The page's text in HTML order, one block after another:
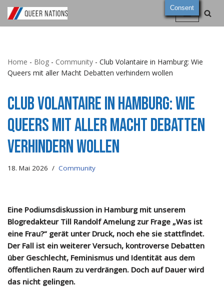
Zum
Home - Blog - Community - Club Volantaire in Hamburg: Wie
Queers mit aller Macht Debatten verhindern wollen
Club Volantaire in Hamburg: Wie
Queers mit aller Macht Debatten
verhindern wollen
18. Mai 2026 Community
Eine Podiumsdiskussion in Hamburg mit unserem
Blogredakteur Till Randolf Amelung zur Frage „Was ist
eine Frau?“ gerät unter Druck, noch ehe sie stattfindet.
Der Fall ist ein weiterer Versuch, kontroverse Debatten
über Geschlecht, Feminismus und Identität aus dem
öffentlichen Raum zu verdrängen. Doch auf Dauer wird
das nicht gelingen.
Consent